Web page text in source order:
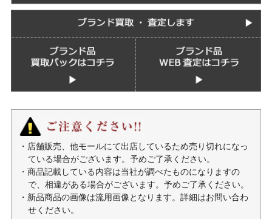
・店舗販売、他モールにて出店しているため売り切れになっ
ている場合がございます。予めご了承ください。
・商品記載している内容は当社が調べたものになりますの
で、相違がある場合がございます。予めご了承ください。
・新品商品の画像は流用画像となります。詳細はお問い合わ
せください。